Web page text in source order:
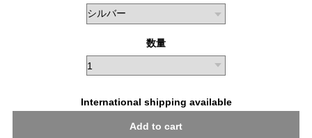
数量
International shipping available
Add to cart